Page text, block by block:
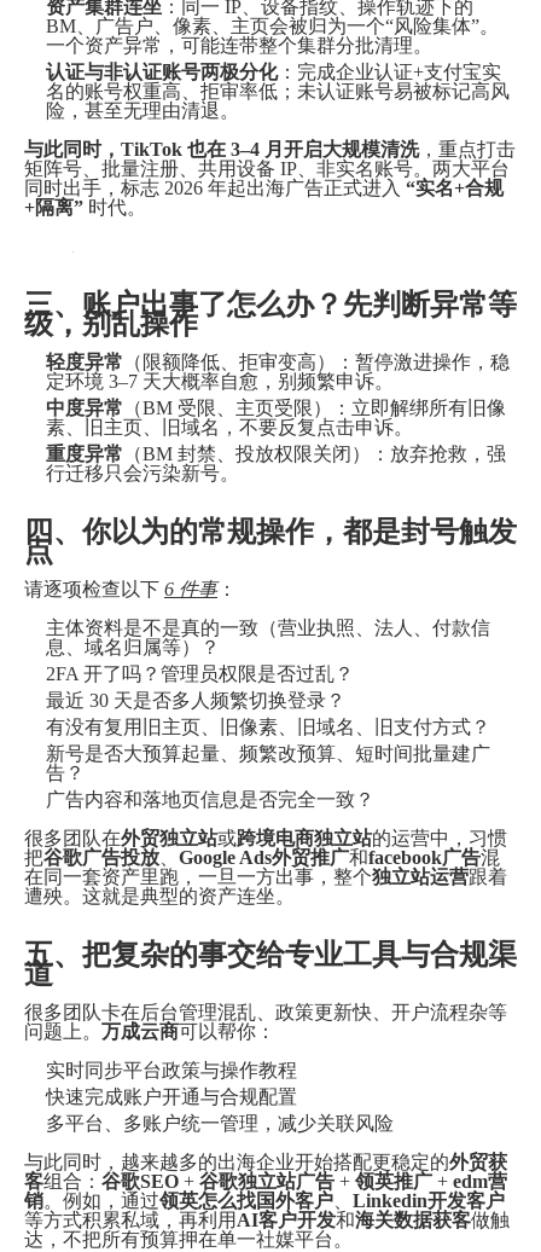
资产集群连坐 ：同一 IP、设备指纹、操作轨迹下的
BM、广告户、像素、主页会被归为一个“风险集体”。
一个资产异常，可能连带整个集群分批清理。
认证与非认证账号两极分化：完成企业认证+支付宝实
名的账号权重高、拒审率低；未认证账号易被标记高风
险，甚至无理由清退。
与此同时，TikTok 也在 3–4 月开启大规模清洗，重点打击
矩阵号、批量注册、共用设备 IP、非实名账号。两大平台
同时出手，标志 2026 年起出海广告正式进入 “实名+合规
+隔离” 时代。
三、账户出事了怎么办？先判断异常等
级，别乱操作
轻度异常 （限额降低、拒审变高）：暂停激进操作，稳
定环境 3–7 天大概率自愈，别频繁申诉。
中度异常 （BM 受限、主页受限）：立即解绑所有旧像
素、旧主页、旧域名，不要反复点击申诉。
重度异常 （BM 封禁、投放权限关闭）：放弃抢救，强
行迁移只会污染新号。
四、你以为的常规操作，都是封号触发
点
请逐项检查以下 6 件事：
主体资料是不是真的一致（营业执照、法人、付款信
息、域名归属等）？
2FA 开了吗？管理员权限是否过乱？
最近 30 天是否多人频繁切换登录？
有没有复用旧主页、旧像素、旧域名、旧支付方式？
新号是否大预算起量、频繁改预算、短时间批量建广
告？
广告内容和落地页信息是否完全一致？
很多团队在外贸独立站或跨境电商独立站的运营中，习惯
把谷歌广告投放 Google Ads外贸推广和facebook广告混
在同一套资产里跑，一旦一方出事，整个独立站运营跟着
遭殃。这就是典型的资产连坐。
五、把复杂的事交给专业工具与合规渠
道
很多团队卡在后台管理混乱、政策更新快、开户流程杂等
问题上。 万成云商可以帮你：
实时同步平台政策与操作教程
快速完成账户开通与合规配置
多平台、多账户统一管理，减少关联风险
与此同时，越来越多的出海企业开始搭配更稳定的外贸获
客组合： 谷歌SEO + 谷歌独立站广告 + 领英推广 + edm营
销。例如，通过领英怎么找国外客户
Linkedin开发客户
等方式积累私域，再利用 AI客户开发和海关数据获客做触
达，不把所有预算押在单一社媒平台。